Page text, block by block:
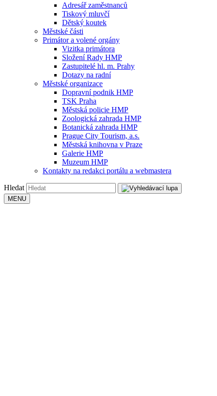
Adresář zaměstnanců
Tiskový mluvčí
Dětský koutek
Městské části
Primátor a volené orgány
Vizitka primátora
Složení Rady HMP
Zastupitelé hl. m. Prahy
Dotazy na radní
Městské organizace
Dopravní podnik HMP
TSK Praha
Městská policie HMP
Zoologická zahrada HMP
Botanická zahrada HMP
Prague City Tourism, a.s.
Městská knihovna v Praze
Galerie HMP
Muzeum HMP
Kontakty na redakci portálu a webmastera
Hledat
MENU